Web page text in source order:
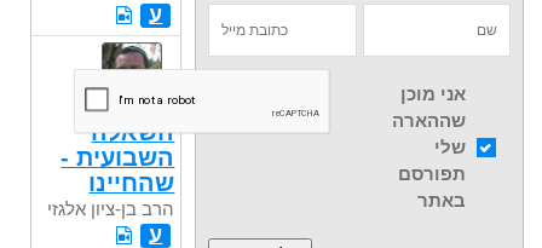
אני מוכן
שההארה
שלי
תפורסם
באתר
ע
השאלה
השבועית -
שהחיינו
הרב בן-ציון אלגזי
ע